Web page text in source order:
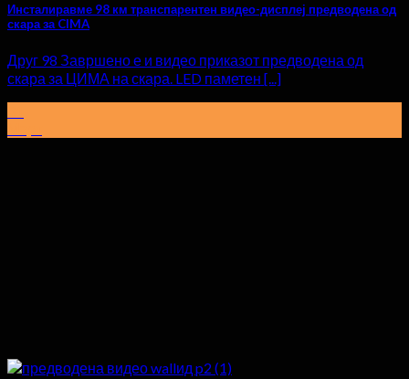
Инсталиравме 98 км транспарентен видео-дисплеј предводена од
скара за CIMA
Друг 98 Завршено е и видео приказот предводена од
скара за ЦИМА на скара. LED паметен [...]